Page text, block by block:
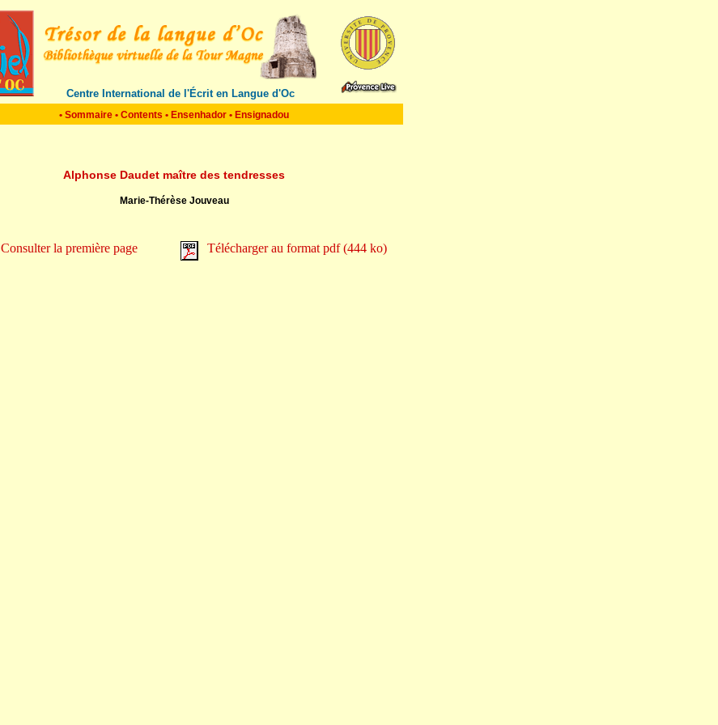
Centre International de l'Écrit en Langue d'Oc
• Sommaire • Contents • Ensenhador • Ensignadou
Alphonse Daudet maître des tendresses
Marie-Thérèse Jouveau
Consulter la première page Télécharger au format pdf (444 ko)